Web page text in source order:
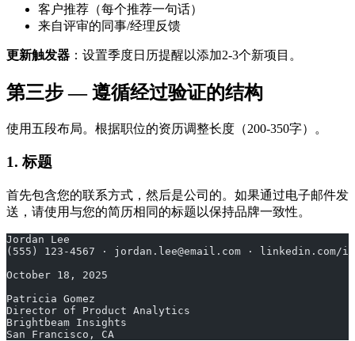
客户推荐（每个推荐一句话）
来自评审的同事/经理反馈
更新触发器 ：设置季度日历提醒以添加2-3个新项目。
第三步 — 遵循经过验证的结构
使用五段布局。根据职位的资历调整长度（200-350字）。
1. 标题
首先包含您的联系方式，然后是公司的。如果通过电子邮件发
送，请使用与您的简历相同的标题以保持品牌一致性。
Jordan Lee
(555) 123-4567 · jordan.lee@email.com · linkedin.com/
October 18, 2025
Patricia Gomez
Director of Product Analytics
Brightbeam Insights
San Francisco, CA